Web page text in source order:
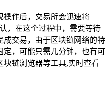
操作后，交易所会迅速将
，在这个过程中，需要等待
成交易，由于区块链网络的特
定，可能只需几分钟，也有可
块链浏览器等工具,实时查看